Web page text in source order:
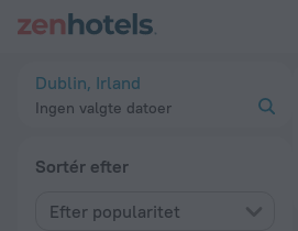
Dublin, Irland
Ingen valgte datoer
Sortér efter
Efter popularitet
20 bedste hoteller i Dublin 2026 fra